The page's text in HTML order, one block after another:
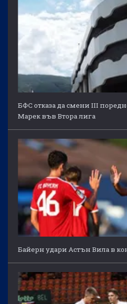
БФС отказа да смени III
Марек във Втора лига
Байерн удари Астън Вила в